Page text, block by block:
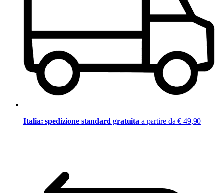
Italia: spedizione standard gratuita a partire da € 49,90